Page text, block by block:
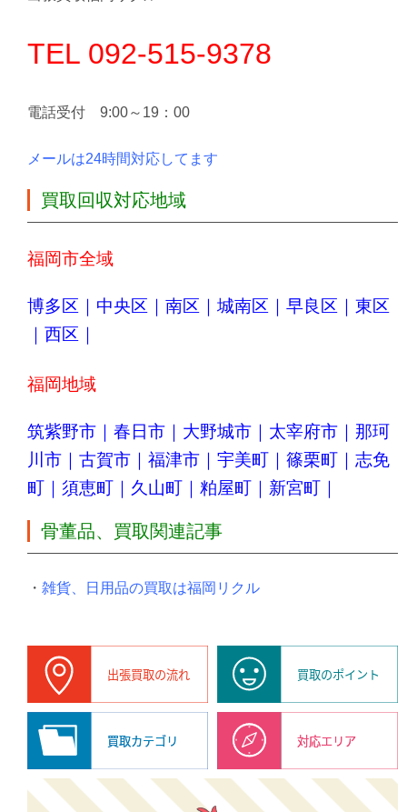
TEL 092-515-9378
電話受付 9:00～19：00
メールは24時間対応してます
買取回収対応地域
福岡市全域
博多区 ｜ 中央区 ｜ 南区 ｜ 城南区 ｜ 早良区 ｜ 東区
｜ 西区 ｜
福岡地域
筑紫野市 ｜ 春日市 ｜ 大野城市 ｜ 太宰府市 ｜ 那珂
川市 ｜ 古賀市 ｜ 福津市 ｜ 宇美町 ｜ 篠栗町 ｜ 志免
町 ｜ 須恵町 ｜ 久山町 ｜ 粕屋町 ｜ 新宮町 ｜
骨董品、買取関連記事
・ 雑貨、日用品の買取は福岡リクル